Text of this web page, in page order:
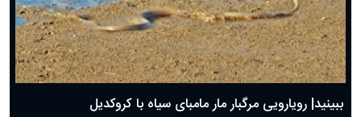
ببینید| رویارویی مرگبار مار مامبای سیاه با کروکدیل